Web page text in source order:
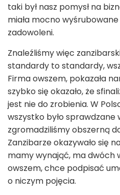
taki był nasz pomysł na
miała mocno
zadowoleni.
Znaleźliśmy więc
standardy to standardy,
Firma owszem, pokazała
szybko się okazało, że
jest nie do zrobienia. W
wszystko było sprawdzane
zgromadziliśmy obszerną
Zanzibarze okazywało się
mamy wynająć, ma dwóch
owszem, chce podpisać
o niczym pojęcia.